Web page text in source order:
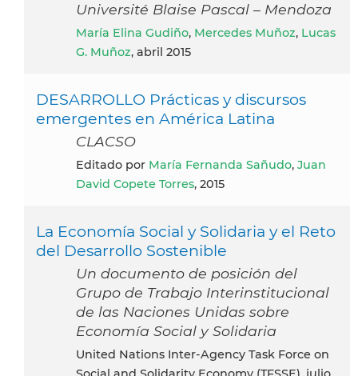
Université Blaise Pascal – Mendoza
María Elina Gudiño, Mercedes Muñoz, Lucas
G. Muñoz, abril 2015
DESARROLLO Prácticas y discursos
emergentes en América Latina
CLACSO
Editado por María Fernanda Sañudo, Juan
David Copete Torres, 2015
La Economía Social y Solidaria y el Reto
del Desarrollo Sostenible
Un documento de posición del
Grupo de Trabajo Interinstitucional
de las Naciones Unidas sobre
Economía Social y Solidaria
United Nations Inter-Agency Task Force on